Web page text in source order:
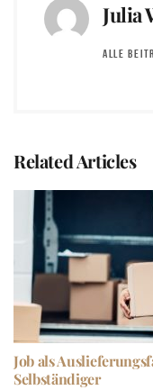
Julia
ALLE
Related Articles
Job als
Selbständiger